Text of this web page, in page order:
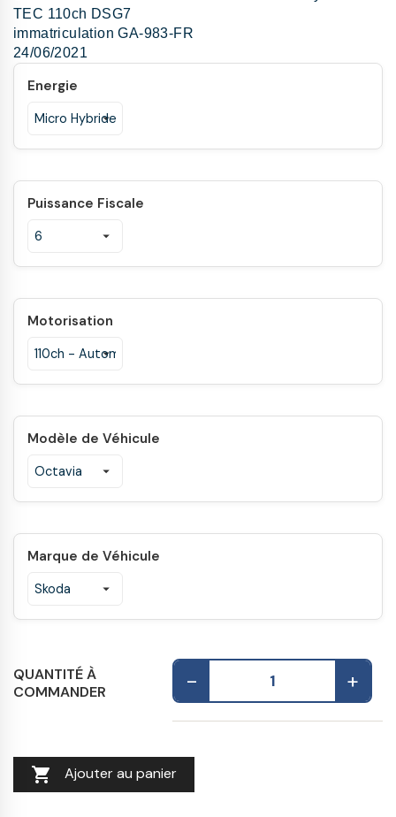
TEC 110ch DSG7
immatriculation GA-983-FR
24/06/2021
Energie
Puissance Fiscale
Motorisation
Modèle de Véhicule
Marque de Véhicule
QUANTITÉ À
COMMANDER
- +
 Ajouter au panier